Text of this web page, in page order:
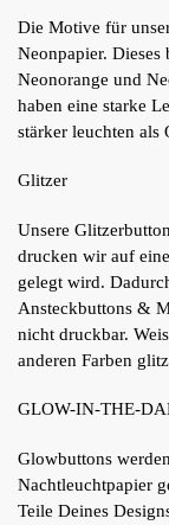
Die Motive für
Neonpapier.
Neonorange und
haben eine starke
stärker leuchten als
Glitzer
Unsere
drucken wir auf
gelegt wird.
Ansteckbuttons &
nicht druckbar.
anderen Farben
GLOW-IN-THE-
Glowbuttons
Nachtleuchtpapier
Teile Deines